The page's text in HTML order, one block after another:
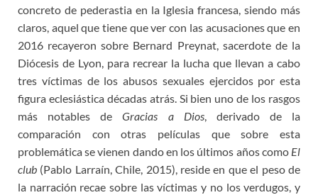
concreto de pederastia en la Iglesia francesa, siendo más
claros, aquel que tiene que ver con las acusaciones que en
2016 recayeron sobre Bernard Preynat, sacerdote de la
Diócesis de Lyon, para recrear la lucha que llevan a cabo
tres víctimas de los abusos sexuales ejercidos por esta
figura eclesiástica décadas atrás. Si bien uno de los rasgos
más notables deGracias a Dios, derivado de la
comparación con otras películas que sobre esta
problemática se vienen dando en los últimos años como El
club (Pablo Larraín, Chile, 2015), reside en que el peso de
la narración recae sobre las víctimas y no los verdugos, y